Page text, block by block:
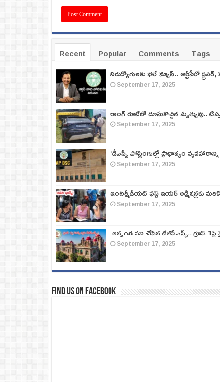
Recent Popular Comments
Tags
నిరుద్యోగులకు భలే న్యూస్.. ఆర్టీసీలో
September 17, 2025
రాంగ్ రూట్‌లో దూసుకొచ్చిన మృత్యువు..
September 17, 2025
‘డీఎస్సీ పోస్టింగుల్లో ప్రాధాన్యం
September 17, 2025
ఇంటర్మీడియట్ ఫస్ట్‌ ఇయర్‌ అడ్మిషన్లకు
September 17, 2025
అన్నంత పని చేసిన టీజీపీఎస్సీ.. గ్రూప్‌
September 17, 2025
Find us on Facebook